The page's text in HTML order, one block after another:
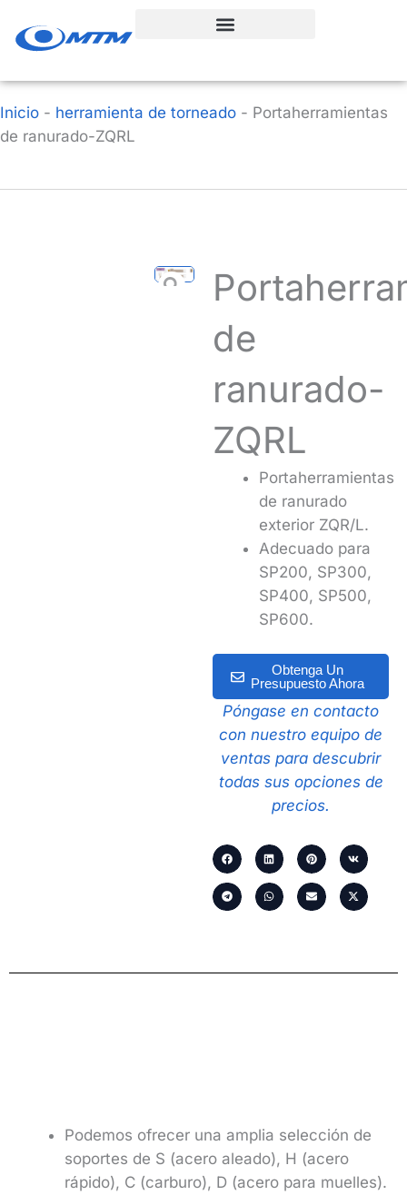
Inicio - herramienta de torneado - Portaherramientas
de ranurado-ZQRL
de
ranurado-
ZQRL
Portaherramientas
de ranurado
exterior ZQR/L.
Adecuado para
SP200, SP300,
SP400, SP500,
SP600.
Obtenga Un
Presupuesto Ahora
Póngase en contacto
con nuestro equipo de
ventas para descubrir
todas sus opciones de
precios.
Podemos ofrecer una amplia selección de
soportes de S (acero aleado), H (acero
rápido), C (carburo), D (acero para muelles).